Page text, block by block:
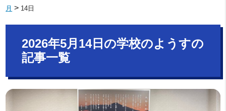
月 > 14日
2026年5月14日の学校のようすの
記事一覧